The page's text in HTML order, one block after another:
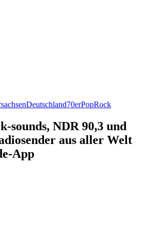
Deutschland70erPopRock
sounds, NDR 90,3 und
aus aller Welt
App